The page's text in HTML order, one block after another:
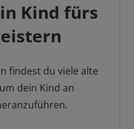
Kind fürs
findest du viele alte
dein Kind an